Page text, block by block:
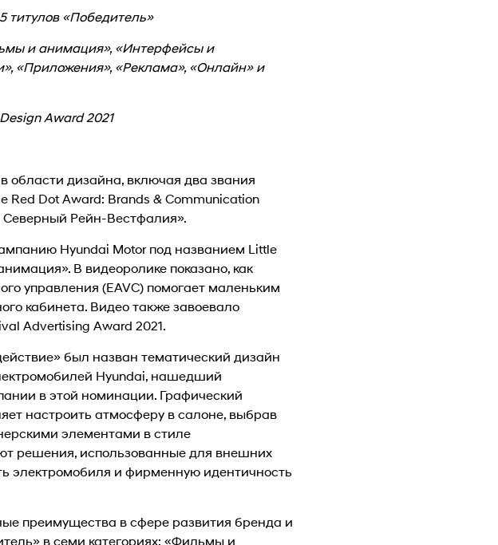
титулов «Победитель»
и анимация», «Интерфейсы и
«Приложения», «Реклама», «Онлайн» и
Award 2021
области дизайна, включая два звания
Red Dot Award: Brands & Communication
Северный Рейн-Вестфалия».
Hyundai Motor под названием Little
В видеоролике показано, как
управления (EAVC) помогает маленьким
кабинета. Видео также завоевало
Advertising Award 2021.
был назван тематический дизайн
Hyundai, нашедший
в этой номинации. Графический
настроить атмосферу в салоне, выбрав
элементами в стиле
решения, использованные для внешних
электромобиля и фирменную идентичность
преимущества в сфере развития бренда и
в семи категориях: «Фильмы и